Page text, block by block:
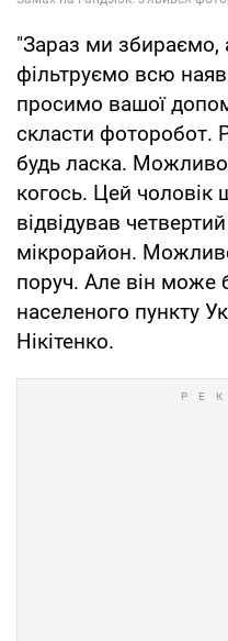
"Зараз ми збираємо,
фільтруємо всю
просимо вашої
скласти фоторобот.
будь ласка.
когось. Цей чоловік
відвідував
мікрорайон.
поруч. Але він може
населеного пункту
Нікітенко.